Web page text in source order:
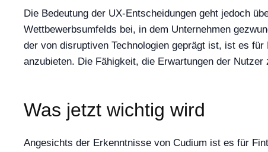
Die Bedeutung der UX-Entscheidungen geht jedoch
Wettbewerbsumfelds bei, in dem Unternehmen
der von disruptiven Technologien geprägt ist, ist es
anzubieten. Die Fähigkeit, die Erwartungen der
Was jetzt wichtig wird
Angesichts der Erkenntnisse von Cudium ist es für